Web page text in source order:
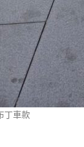
丁車款